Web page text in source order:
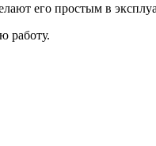
его простым в
работу.